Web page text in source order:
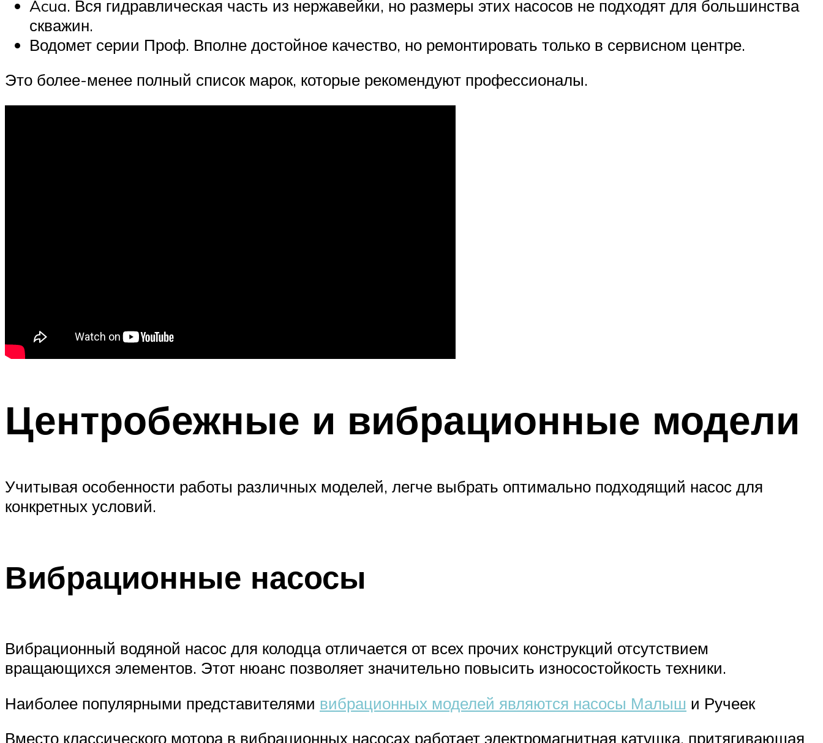
Acua. Вся гидравлическая часть из нержавейки, но размеры этих насосов не подходят для большинства
скважин.
Водомет серии Проф. Вполне достойное качество, но ремонтировать только в сервисном центре.
Это более-менее полный список марок, которые рекомендуют профессионалы.
Центробежные и вибрационные модели
Учитывая особенности работы различных моделей, легче выбрать оптимально подходящий насос для
конкретных условий.
Вибрационные насосы
Вибрационный водяной насос для колодца отличается от всех прочих конструкций отсутствием
вращающихся элементов. Этот нюанс позволяет значительно повысить износостойкость техники.
Наиболее популярными представителями вибрационных моделей являются насосы Малыш и Ручеек
Вместо классического мотора в вибрационных насосах работает электромагнитная катушка, притягивающая